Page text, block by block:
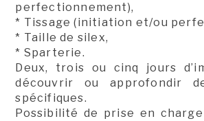
perfectionnement),
* Tissage (initiation et/ou
* Taille de silex,
* Sparterie.
Deux, trois ou cinq jours
découvrir ou approfondir
spécifiques.
Possibilité de prise en